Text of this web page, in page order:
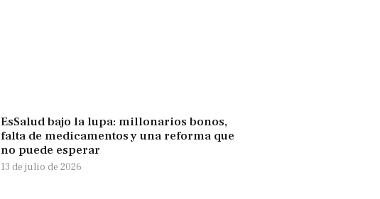
EsSalud bajo la lupa: millonarios bonos,
falta de medicamentos y una reforma que
no puede esperar
13 de julio de 2026